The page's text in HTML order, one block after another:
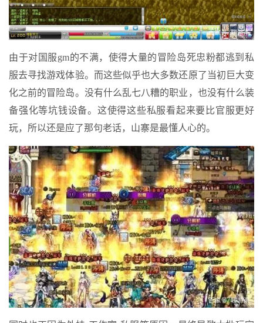
由于对国服gm的不满，使得大量的冒险岛死忠粉都逃到私
服去寻找游戏体验。而这些似乎也大多数还原了当初巨大变
化之前的冒险岛。没有什么乱七八糟的职业，也没有什么装
备强化等坑钱设备。这使得这些私服看起来要比官服更好
玩，所以还是应了那句老话，山寨是最懂人心的。